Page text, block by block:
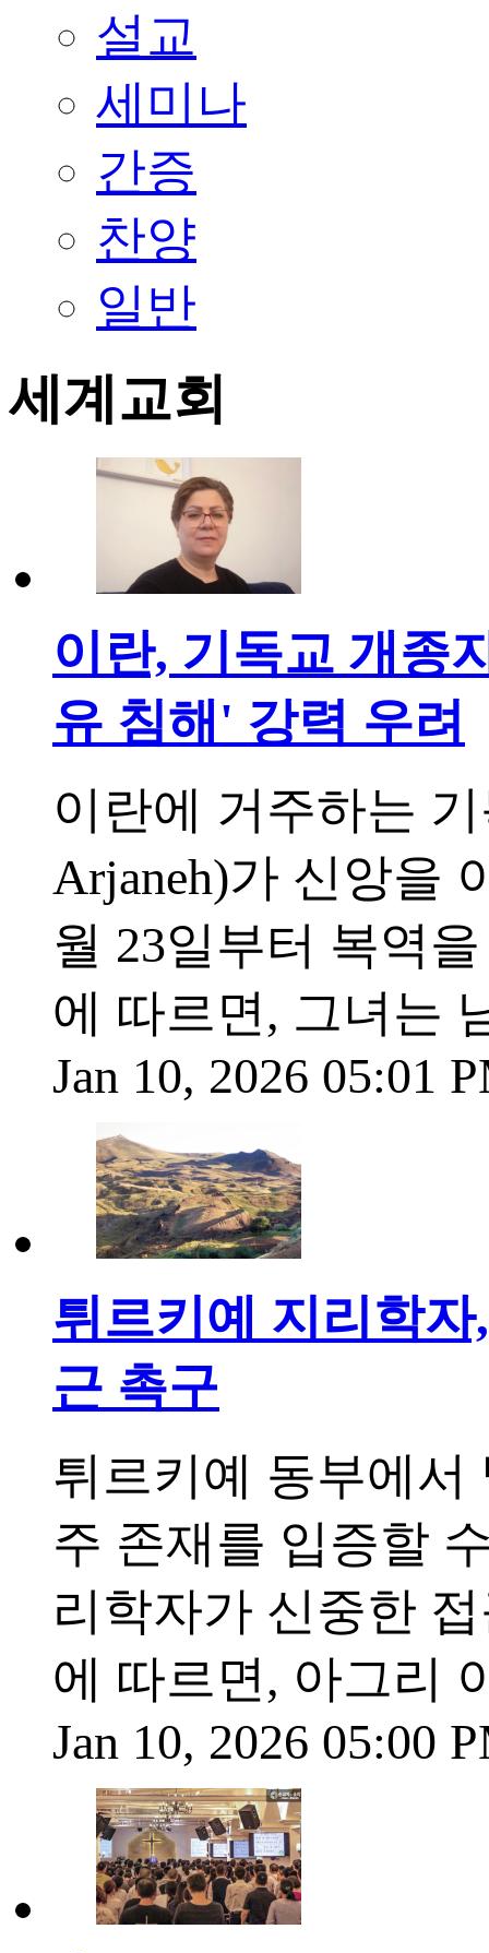
설교
세미나
간증
찬양
일반
세계교회
이란, 기독교 개종
유 침해' 강력 우려
이란에 거주하는
Arjaneh)가 신앙을
월 23일부터 복역
에 따르면, 그녀는
Jan 10, 2026 05:01
튀르키예 지리학
근 촉구
튀르키예 동부에서
주 존재를 입증할
리학자가 신중한
에 따르면, 아그리
Jan 10, 2026 05:00